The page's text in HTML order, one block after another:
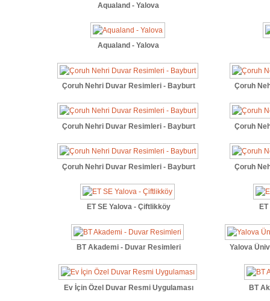
Aqualand - Yalova
Aqualand - Yalova
Çoruh Nehri Duvar Resimleri - Bayburt Çoruh
Çoruh Nehri Duvar Resimleri - Bayburt Çoruh
Çoruh Nehri Duvar Resimleri - Bayburt Çoruh
ET SE Yalova - Çiftlikköy
BT Akademi - Duvar Resimleri Yalova
Ev İçin Özel Duvar Resmi Uygulaması BT